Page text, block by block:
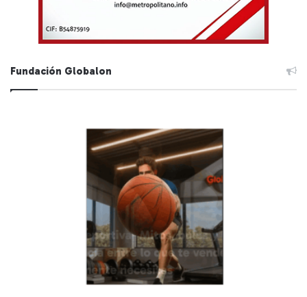
Fundación Globalon